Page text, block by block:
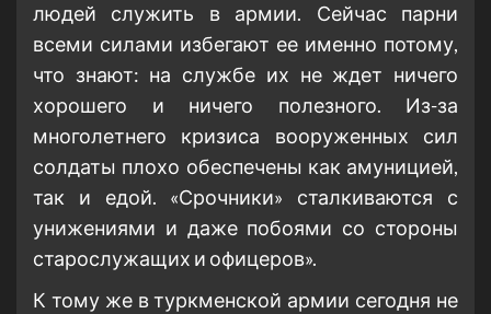
людей служить в армии. Сейчас парни
всеми силами избегают ее именно потому,
что знают: на службе их не ждет ничего
хорошего и ничего полезного. Из-за
многолетнего кризиса вооруженных сил
солдаты плохо обеспечены как амуницией,
так и едой. «Срочники» сталкиваются с
унижениями и даже побоями со стороны
старослужащих и офицеров».
К тому же в туркменской армии сегодня не